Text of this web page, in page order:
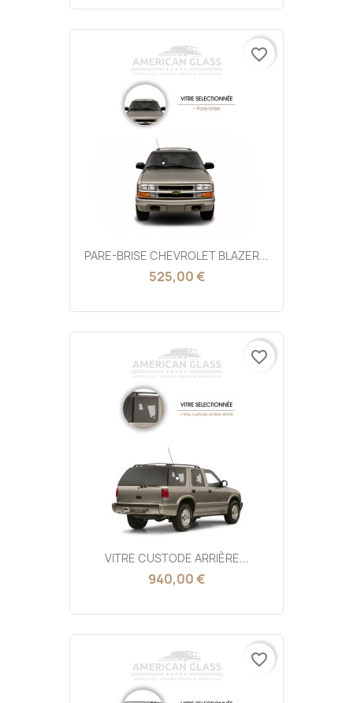
PARE-BRISE CHEVROLET BLAZER...
525,00 €
favorite_border
VITRE CUSTODE ARRIÈRE...
940,00 €
favorite_border
favorite_border